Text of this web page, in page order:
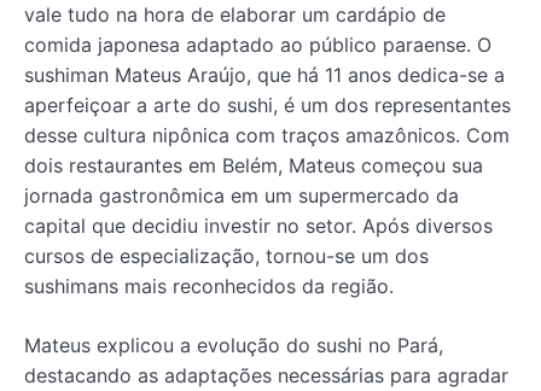
vale tudo na hora de elaborar um cardápio de
comida japonesa adaptado ao público paraense. O
sushiman Mateus Araújo, que há 11 anos dedica-se a
aperfeiçoar a arte do sushi, é um dos representantes
desse cultura nipônica com traços amazônicos. Com
dois restaurantes em Belém, Mateus começou sua
jornada gastronômica em um supermercado da
capital que decidiu investir no setor. Após diversos
cursos de especialização, tornou-se um dos
sushimans mais reconhecidos da região.
Mateus explicou a evolução do sushi no Pará,
destacando as adaptações necessárias para agradar